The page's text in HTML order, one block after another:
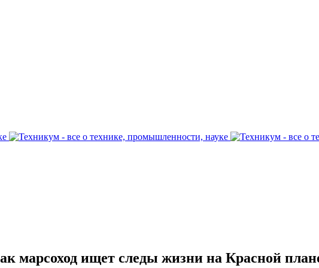
марсоход ищет следы жизни на Красной